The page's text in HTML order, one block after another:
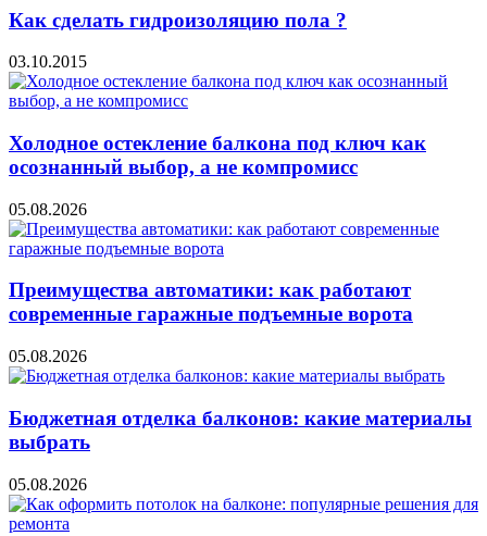
Как сделать гидроизоляцию пола ?
03.10.2015
Холодное остекление балкона под ключ как
осознанный выбор, а не компромисс
05.08.2026
Преимущества автоматики: как работают
современные гаражные подъемные ворота
05.08.2026
Бюджетная отделка балконов: какие материалы
выбрать
05.08.2026